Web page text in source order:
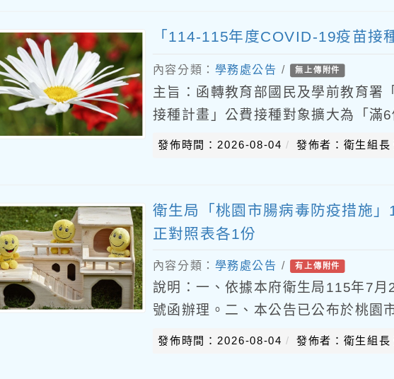
「114-115年度COVID-19疫苗接
內容分類： 學務處公告 / 無上傳附件
主旨：函轉教育部國民及學前教育署
接種計畫」公費接種對象擴大為「滿
施，延長至115年9月28日止，請貴
發佈時間：2026-08-04 發佈者：衛生組長
衛生局「桃園市腸病毒防疫措施
正對照表各1份
內容分類： 學務處公告 / 有上傳附件
說明：一、依據本府衛生局115年7
號函辦理。二、本公告已公布於桃園
h.tycg.gov.tw/）之主題專區/防疫總
發佈時間：2026-08-04 發佈者：衛生組長